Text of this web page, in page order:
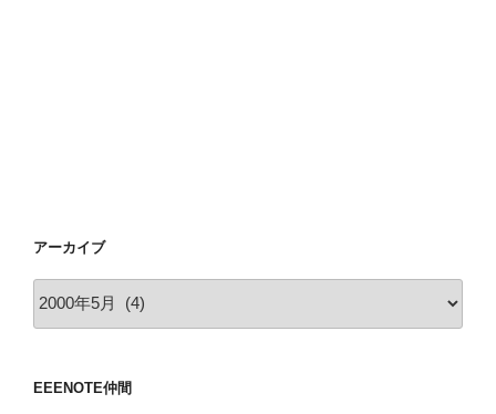
アーカイブ
ブ
EEENOTE仲間